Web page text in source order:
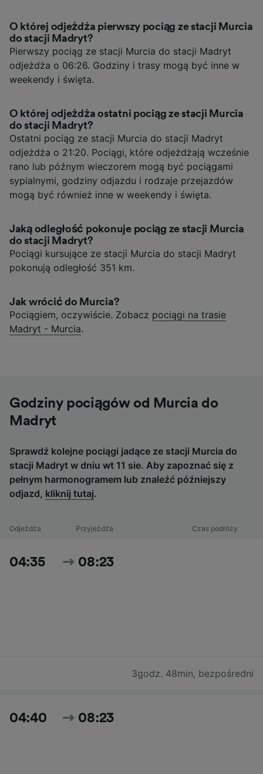
O której odjeżdża pierwszy pociąg ze stacji Murcia
do stacji Madryt?
Pierwszy pociąg ze stacji Murcia do stacji Madryt
odjeżdża o 06:26. Godziny i trasy mogą być inne w
weekendy i święta.
O której odjeżdża ostatni pociąg ze stacji Murcia
do stacji Madryt?
Ostatni pociąg ze stacji Murcia do stacji Madryt
odjeżdża o 21:20. Pociągi, które odjeżdżają wcześnie
rano lub późnym wieczorem mogą być pociągami
sypialnymi, godziny odjazdu i rodzaje przejazdów
mogą być również inne w weekendy i święta.
Jaką odległość pokonuje pociąg ze stacji Murcia
do stacji Madryt?
Pociągi kursujące ze stacji Murcia do stacji Madryt
pokonują odległość 351 km.
Jak wrócić do Murcia?
Pociągiem, oczywiście. Zobacz pociągi na trasie
Madryt - Murcia.
Godziny pociągów od Murcia do
Madryt
Sprawdź kolejne pociągi jadące ze stacji Murcia do
stacji Madryt w dniu wt 11 sie. Aby zapoznać się z
pełnym harmonogramem lub znaleźć późniejszy
odjazd, kliknij tutaj.
Odjeżdża Przyjeżdża Czas podróży
04:35 08:23
3godz. 48min, bezpośredni
04:40 08:23